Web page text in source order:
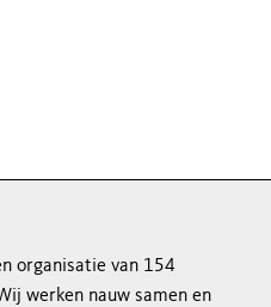
organisatie van 154
werken nauw samen en